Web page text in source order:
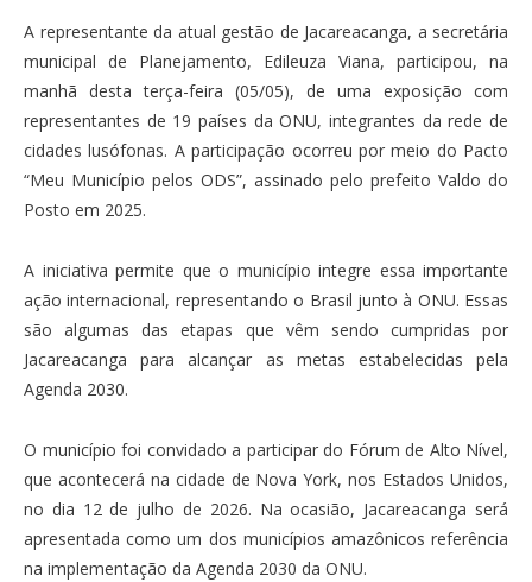
A representante da atual gestão de Jacareacanga, a secretária
municipal de Planejamento, Edileuza Viana, participou, na
manhã desta terça-feira (05/05), de uma exposição com
representantes de 19 países da ONU, integrantes da rede de
cidades lusófonas. A participação ocorreu por meio do Pacto
“Meu Município pelos ODS”, assinado pelo prefeito Valdo do
Posto em 2025.
A iniciativa permite que o município integre essa importante
ação internacional, representando o Brasil junto à ONU. Essas
são algumas das etapas que vêm sendo cumpridas por
Jacareacanga para alcançar as metas estabelecidas pela
Agenda 2030.
O município foi convidado a participar do Fórum de Alto Nível,
que acontecerá na cidade de Nova York, nos Estados Unidos,
no dia 12 de julho de 2026. Na ocasião, Jacareacanga será
apresentada como um dos municípios amazônicos referência
na implementação da Agenda 2030 da ONU.